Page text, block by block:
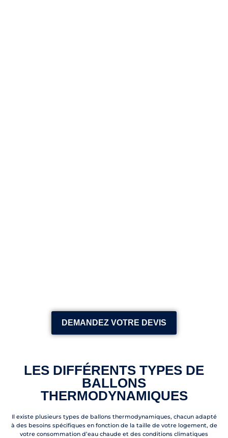
DEMANDEZ VOTRE DEVIS
LES DIFFÉRENTS TYPES DE
BALLONS
THERMODYNAMIQUES
Il existe plusieurs types de ballons thermodynamiques, chacun adapté
à des besoins spécifiques en fonction de la taille de votre logement, de
votre consommation d’eau chaude et des conditions climatiques